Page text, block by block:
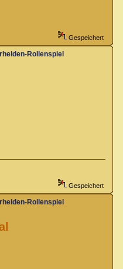
Gespeichert
Rollenspiel
Gespeichert
Rollenspiel